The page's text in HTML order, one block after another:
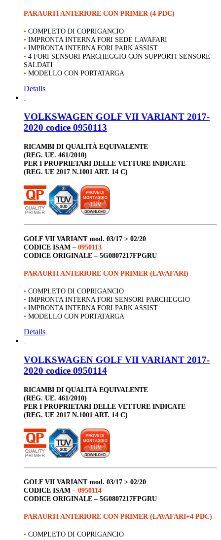
PARAURTI ANTERIORE CON PRIMER (4 PDC)
• COMPLETO DI COPRIGANCIO
• IMPRONTA INTERNA FORI SEDE LAVAFARI
• IMPRONTA INTERNA FORI PARK ASSIST
• 4 FORI SENSORI PARCHEGGIO CON SUPPORTI SENSORE
SALDATI
• MODELLO CON PORTATARGA
Details
VOLKSWAGEN GOLF VII VARIANT 2017-
2020 codice 0950113
RICAMBI DI QUALITÀ EQUIVALENTE
(REG. UE. 461/2010)
PER I PROPRIETARI DELLE VETTURE INDICATE
(REG. UE 2017 N.1001 ART. 14 C)
GOLF VII VARIANTmod. 03/17 > 02/20
CODICE ISAM – 0950113
CODICE ORIGINALE – 5G0807217FPGRU
PARAURTI ANTERIORE CON PRIMER (LAVAFARI)
• COMPLETO DI COPRIGANCIO
• IMPRONTA INTERNA FORI SENSORI PARCHEGGIO
• IMPRONTA INTERNA FORI PARK ASSIST
• MODELLO CON PORTATARGA
Details
VOLKSWAGEN GOLF VII VARIANT 2017-
2020 codice 0950114
RICAMBI DI QUALITÀ EQUIVALENTE
(REG. UE. 461/2010)
PER I PROPRIETARI DELLE VETTURE INDICATE
(REG. UE 2017 N.1001 ART. 14 C)
GOLF VII VARIANTmod. 03/17 > 02/20
CODICE ISAM – 0950114
CODICE ORIGINALE – 5G0807217FPGRU
PARAURTI ANTERIORE CON PRIMER (LAVAFARI+4 PDC)
• COMPLETO DI COPRIGANCIO